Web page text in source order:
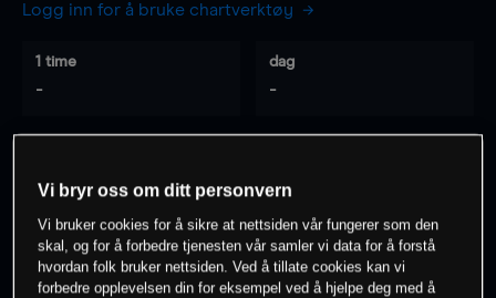
Logg inn for å bruke chartverktøy
1 time
-
dag
-
- -
0% av kunder erpå dette instrumentet
Vi bryr oss om ditt personvern
Vi bruker cookies for å sikre at nettsiden vår fungerer som den
skal, og for å forbedre tjenesten vår samler vi data for å forstå
hvordan folk bruker nettsiden. Ved å tillate cookies kan vi
forbedre opplevelsen din for eksempel ved å hjelpe deg med å